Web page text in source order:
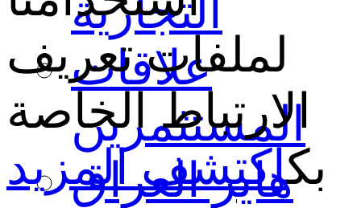
التجارية
علاقات
المستثمرين
هاير العراق
لملفات تعريف
الارتباط الخاصة
بكاكتشف المزيد